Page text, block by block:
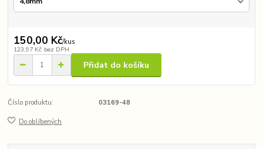
150,00 Kč/kus
123,97 Kč bez DPH
Přidat do košíku
Číslo produktu: 03169-48
Do oblíbených